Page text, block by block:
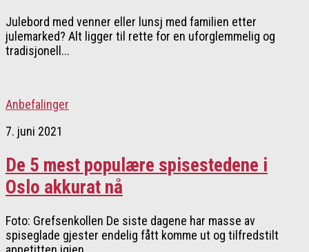
Julebord med venner eller lunsj med familien etter
julemarked? Alt ligger til rette for en uforglemmelig og
tradisjonell...
Anbefalinger
7. juni 2021
De 5 mest populære spisestedene i
Oslo akkurat nå
Foto: Grefsenkollen De siste dagene har masse av
spiseglade gjester endelig fått komme ut og tilfredstilt